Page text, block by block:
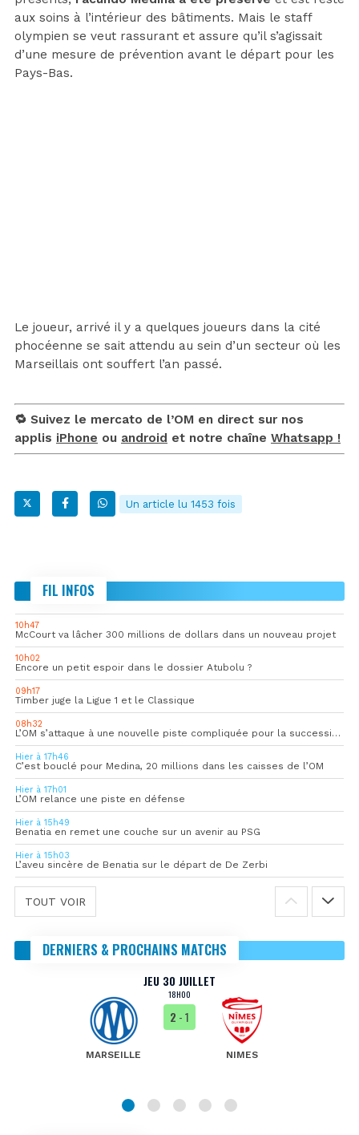
aux soins à l’intérieur des bâtiments. Mais le staff
olympien se veut rassurant et assure qu’il s’agissait
d’une mesure de prévention avant le départ pour les
Pays-Bas.
Le joueur, arrivé il y a quelques joueurs dans la cité
phocéenne se sait attendu au sein d’un secteur où les
Marseillais ont souffert l’an passé.
🔁 Suivez le mercato de l’OM en direct sur nos
applis iPhone ou android et notre chaîne Whatsapp !
Un article lu 1453 fois
FIL INFOS
10h47
McCourt va lâcher 300 millions de dollars dans un nouveau projet
10h02
Encore un petit espoir dans le dossier Atubolu ?
09h17
Timber juge la Ligue 1 et le Classique
08h32
L’OM s’attaque à une nouvelle piste compliquée pour la succession de Rulli
Hier à 17h46
C’est bouclé pour Medina, 20 millions dans les caisses de l’OM
Hier à 17h01
L’OM relance une piste en défense
Hier à 15h49
Benatia en remet une couche sur un avenir au PSG
Hier à 15h03
L’aveu sincère de Benatia sur le départ de De Zerbi
TOUT VOIR
DERNIERS & PROCHAINS MATCHS
JEU 30 JUILLET
18H00
MARSEILLE
2 - 1
NIMES